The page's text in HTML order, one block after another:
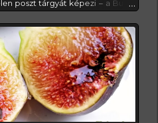
poszt tárgyát képezi – a Budai
nevet kapta (az előzőekről a
egy másik posztban)…A
neve már sejteti, hogy ez egy